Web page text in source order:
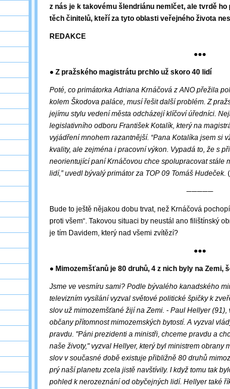
z nás je k takovému šlendriánu nemlčet, ale tvrdě
těch činitelů, kteří za tyto oblasti veřejného života
REDAKCE
●●●
● Z pražského magistrátu prchlo už skoro 40 lidí
Poté, co primátorka Adriana Krnáčová z ANO přežila
kolem Škodova paláce, musí řešit další problém. Z
jejímu stylu vedení města odcházejí klíčoví úředníci.
legislativního odboru František Kotalík, který na
vyjádření mnohem razantnější. “Pana Kotalíka jsem si
kvality, ale zejména i pracovní výkon. Vypadá to, že s
neorientující paní Krnáčovou chce spolupracovat stále
lidí,” uvedl bývalý primátor za TOP 09 Tomáš Hudeček.
─────
Bude to ještě nějakou dobu trvat, než Krnáčová
proti všem“. Takovou situaci by neustál ano filištínský
je tím Davidem, který nad všemi zvítězí?
●●●
● Mimozemšťanů je 80 druhů, 4 z nich byly na Zemi,
Jsme ve vesmíru sami? Podle bývalého kanadského
televizním vysílání vyzval světové politické špičky k
slov už mimozemšťané žijí na Zemi. - Paul Hellyer
občany přítomnost mimozemských bytostí. A vyzval
pravdu. "Páni prezidenti a ministři, chceme pravdu a
naše životy," vyzval Hellyer, který byl ministrem obrany
slov v současné době existuje přibližně 80 druhů
prý naší planetu zcela jistě navštívily. I když tomu tak
pohled k nerozeznání od obyčejných lidí. Hellyer také